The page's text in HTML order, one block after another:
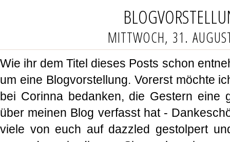
MITTWOCH, 31.
Wie ihr dem Titel dieses Posts schon
um eine Blogvorstellung. Vorerst möchte
bei Corinna bedanken, die Gestern eine
über meinen Blog verfasst hat -
viele von euch auf dazzled gestolpert